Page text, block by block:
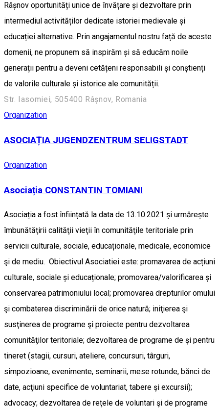
Râșnov oportunități unice de învățare și dezvoltare prin
intermediul activităților dedicate istoriei medievale și
educației alternative. Prin angajamentul nostru față de aceste
domenii, ne propunem să inspirăm și să educăm noile
generații pentru a deveni cetățeni responsabili și conștienți
de valorile culturale și istorice ale comunității.
Str. Iasomiei, 505400 Râșnov, Romania
Organization
ASOCIAȚIA JUGENDZENTRUM SELIGSTADT
Organization
Asociația CONSTANTIN TOMIANI
Asociația a fost înființată la data de 13.10.2021 și urmărește
îmbunătăţirii calităţii vieţii în comunităţile teritoriale prin
servicii culturale, sociale, educaționale, medicale, economice
şi de mediu. Obiectivul Asociatiei este: promavarea de acțiuni
culturale, sociale și educaționale; promovarea/valorificarea și
conservarea patrimoniului local; promovarea drepturilor omului
şi combaterea discriminării de orice natură; iniţierea şi
susţinerea de programe şi proiecte pentru dezvoltarea
comunităţilor teritoriale; dezvoltarea de programe de şi pentru
tineret (stagii, cursuri, ateliere, concursuri, târguri,
simpozioane, evenimente, seminarii, mese rotunde, bănci de
date, acţiuni specifice de voluntariat, tabere şi excursii);
advocacy; dezvoltarea de reţele de voluntari şi de programe